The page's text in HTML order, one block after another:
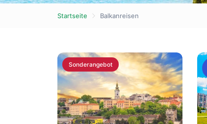
Startseite Balkanreisen
Sonderangebot